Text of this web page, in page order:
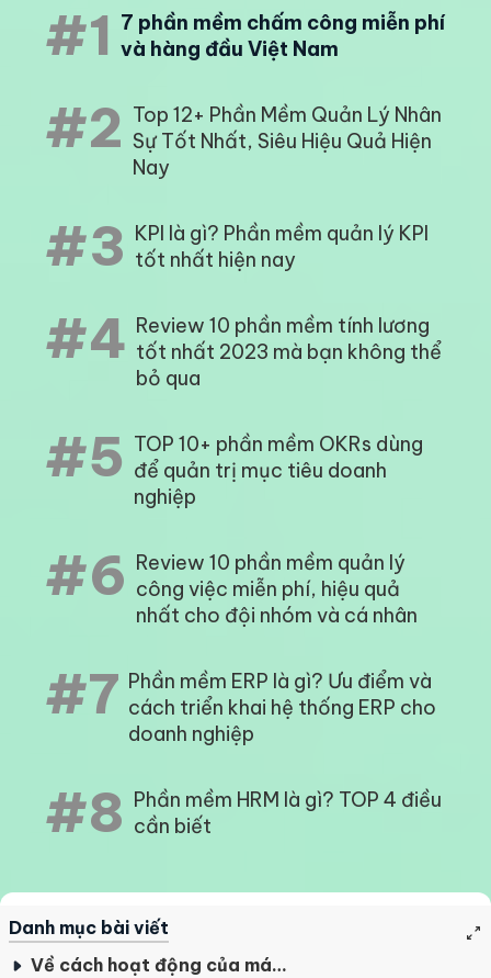
#1 7 phần mềm chấm công miễn phí
và hàng đầu Việt Nam
#2 Top 12+ Phần Mềm Quản Lý Nhân
Sự Tốt Nhất, Siêu Hiệu Quả Hiện
Nay
#3 KPI là gì? Phần mềm quản lý KPI
tốt nhất hiện nay
#4 Review 10 phần mềm tính lương
tốt nhất 2023 mà bạn không thể
bỏ qua
#5 TOP 10+ phần mềm OKRs dùng
để quản trị mục tiêu doanh
nghiệp
#6 Review 10 phần mềm quản lý
công việc miễn phí, hiệu quả
nhất cho đội nhóm và cá nhân
#7 Phần mềm ERP là gì? Ưu điểm và
cách triển khai hệ thống ERP cho
doanh nghiệp
#8 Phần mềm HRM là gì? TOP 4 điều
cần biết
Danh mục bài viết
Về cách hoạt động của máy chấm công vân tay